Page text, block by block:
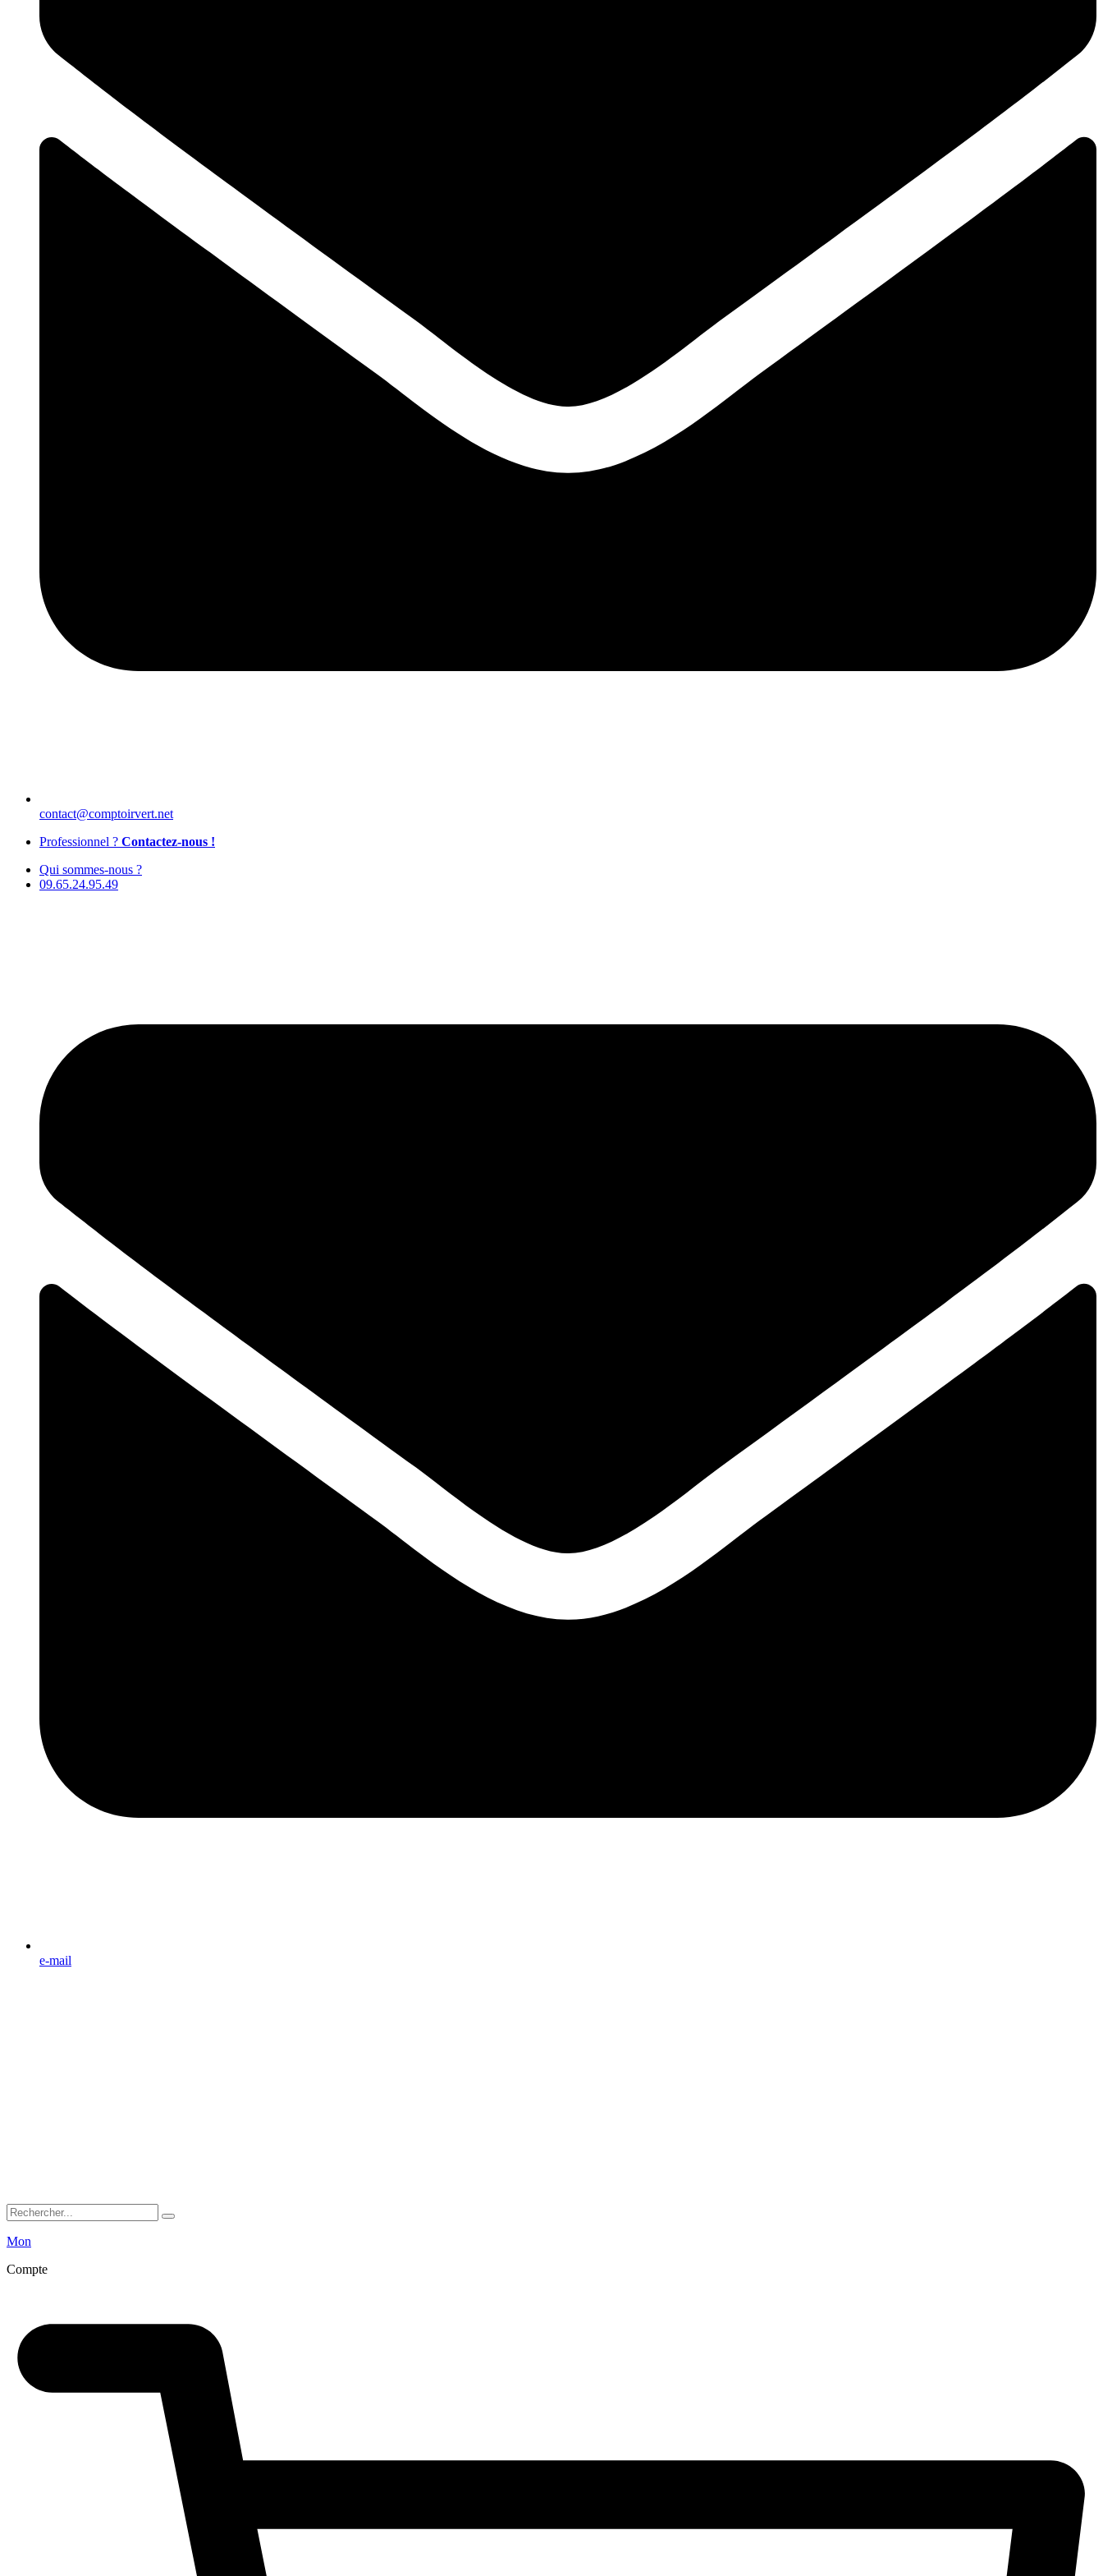
contact@comptoirvert.net
Professionnel ? Contactez-nous !
Qui sommes-nous ?
09.65.24.95.49
e-mail
Mon
Compte